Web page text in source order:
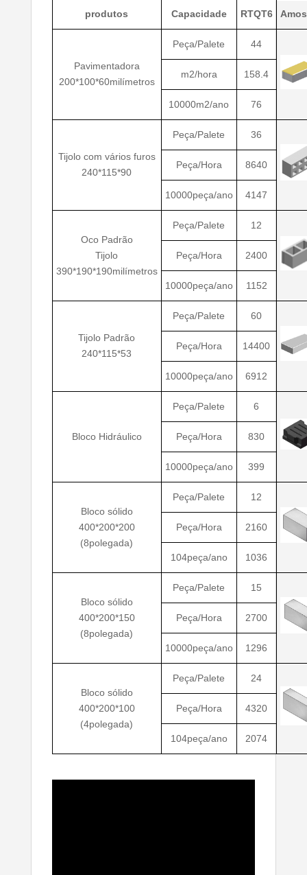
produtos Capacidade RTQT6
Pavimentadora
200*100*60milímetros
Peça/Palete 44
m2/hora 158.4
10000m2/ano 76
Tijolo com vários furos
240*115*90
Peça/Palete 36
Peça/Hora 8640
10000peça/ano 4147
Oco Padrão
Tijolo
390*190*190milímetros
Peça/Palete 12
Peça/Hora 2400
10000peça/ano 1152
Tijolo Padrão
240*115*53
Peça/Palete 60
Peça/Hora 14400
10000peça/ano 6912
Bloco Hidráulico
Peça/Palete 6
Peça/Hora 830
10000peça/ano 399
Bloco sólido
400*200*200
(8polegada)
Peça/Palete 12
Peça/Hora 2160
104peça/ano 1036
Bloco sólido
400*200*150
(8polegada)
Peça/Palete 15
Peça/Hora 2700
10000peça/ano 1296
Bloco sólido
400*200*100
(4polegada)
Peça/Palete 24
Peça/Hora 4320
104peça/ano 2074